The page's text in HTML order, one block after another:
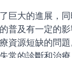
巨大的進展，
普及有一定的
資源短缺的問